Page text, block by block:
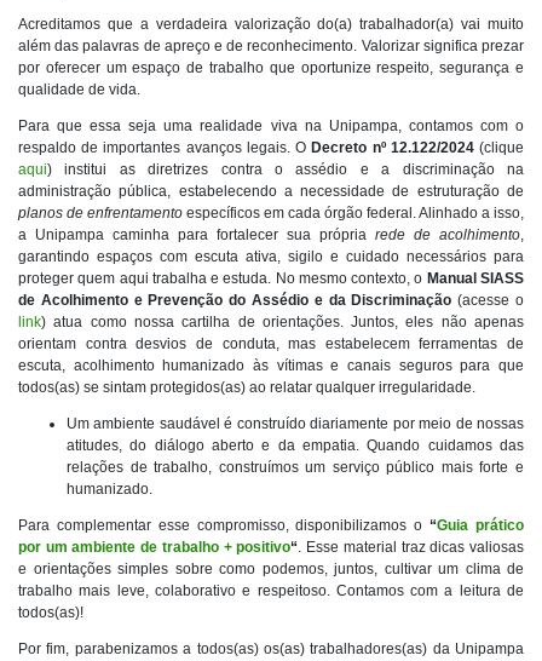
Acreditamos que a verdadeira valorização do(a) trabalhador(a) vai muito
além das palavras de apreço e de reconhecimento. Valorizar significa prezar
por oferecer um espaço de trabalho que oportunize respeito, segurança e
qualidade de vida.
Para que essa seja uma realidade viva na Unipampa, contamos com o
respaldo de importantes avanços legais. O Decreto nº 12.122/2024(clique
aqui) institui as diretrizes contra o assédio e a discriminação na
administração pública, estabelecendo a necessidade de estruturação de
planos de enfrentamento específicos em cada órgão federal. Alinhado a isso,
a Unipampa caminha para fortalecer sua própria rede de acolhimento,
garantindo espaços com escuta ativa, sigilo e cuidado necessários para
proteger quem aqui trabalha e estuda. No mesmo contexto, o Manual SIASS
de Acolhimento e Prevenção do Assédio e da Discriminação(acesse o
link) atua como nossa cartilha de orientações. Juntos, eles não apenas
orientam contra desvios de conduta, mas estabelecem ferramentas de
escuta, acolhimento humanizado às vítimas e canais seguros para que
todos(as) se sintam protegidos(as) ao relatar qualquer irregularidade.
Um ambiente saudável é construído diariamente por meio de nossas
atitudes, do diálogo aberto e da empatia. Quando cuidamos das
relações de trabalho, construímos um serviço público mais forte e
humanizado.
Para complementar esse compromisso, disponibilizamos o“Guia prático
por um ambiente de trabalho + positivo“. Esse material traz dicas valiosas
e orientações simples sobre como podemos, juntos, cultivar um clima de
trabalho mais leve, colaborativo e respeitoso. Contamos com a leitura de
todos(as)!
Por fim, parabenizamos a todos(as) os(as) trabalhadores(as) da Unipampa